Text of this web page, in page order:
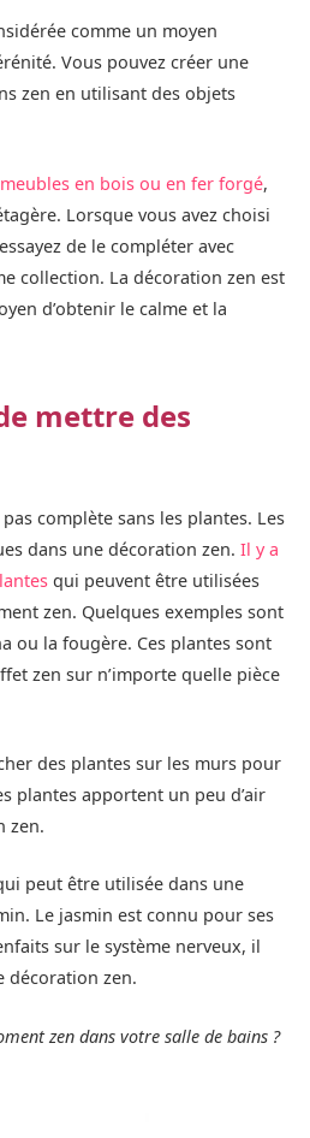
comme un moyen
Vous pouvez créer une
zen en utilisant des objets
en bois ou en fer forgé,
Lorsque vous avez choisi
de le compléter avec
collection. La décoration zen est
d’obtenir le calme et la
mettre des
complète sans les plantes. Les
dans une décoration zen. Il y a
qui peuvent être utilisées
zen. Quelques exemples sont
ou la fougère. Ces plantes sont
zen sur n’importe quelle pièce
des plantes sur les murs pour
plantes apportent un peu d’air
zen.
peut être utilisée dans une
Le jasmin est connu pour ses
sur le système nerveux, il
décoration zen.
zen dans votre salle de bains ?